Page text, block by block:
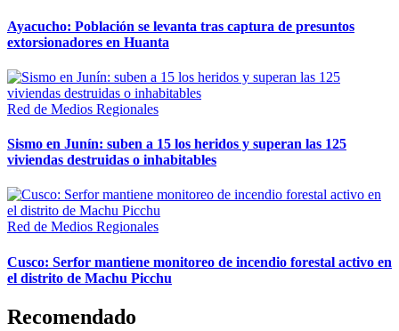
Ayacucho: Población se levanta tras captura de presuntos
extorsionadores en Huanta
Red de Medios Regionales
Sismo en Junín: suben a 15 los heridos y superan las 125
viviendas destruidas o inhabitables
Red de Medios Regionales
Cusco: Serfor mantiene monitoreo de incendio forestal activo en
el distrito de Machu Picchu
Recomendado